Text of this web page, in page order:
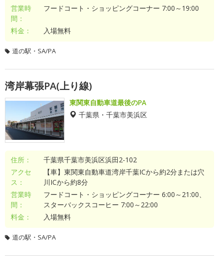
営業時
間：
フードコート・ショッピングコーナー 7:00～19:00
料金： 入場無料
道の駅・SA/PA
湾岸幕張PA(上り線)
東関東自動車道最後のPA
千葉県・千葉市美浜区
住所：
千葉県千葉市美浜区浜田2-102
アクセ
ス：
【車】東関東自動車道湾岸千葉ICから約2分または穴
川ICから約8分
営業時
間：
フードコート・ショッピングコーナー 6:00～21:00、
スターバックスコーヒー 7:00～22:00
料金：
入場無料
道の駅・SA/PA